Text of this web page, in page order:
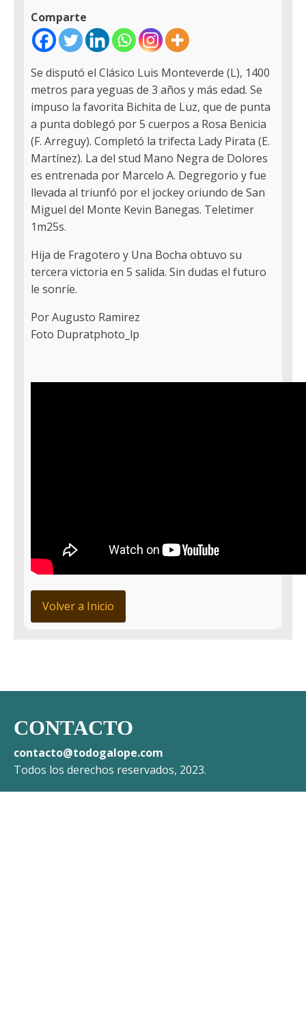
Comparte
Se disputó el Clásico Luis Monteverde (L), 1400
metros para yeguas de 3 años y más edad. Se
impuso la favorita Bichita de Luz, que de punta
a punta doblegó por 5 cuerpos a Rosa Benicia
(F. Arreguy). Completó la trifecta Lady Pirata (E.
Martínez). La del stud Mano Negra de Dolores
es entrenada por Marcelo A. Degregorio y fue
llevada al triunfó por el jockey oriundo de San
Miguel del Monte Kevin Banegas. Teletimer
1m25s.
Hija de Fragotero y Una Bocha obtuvo su
tercera victoria en 5 salida. Sin dudas el futuro
le sonríe.
Por Augusto Ramirez
Foto Dupratphoto_lp
Volver a Inicio
CONTACTO
contacto@todogalope.com
Todos los derechos reservados, 2023.